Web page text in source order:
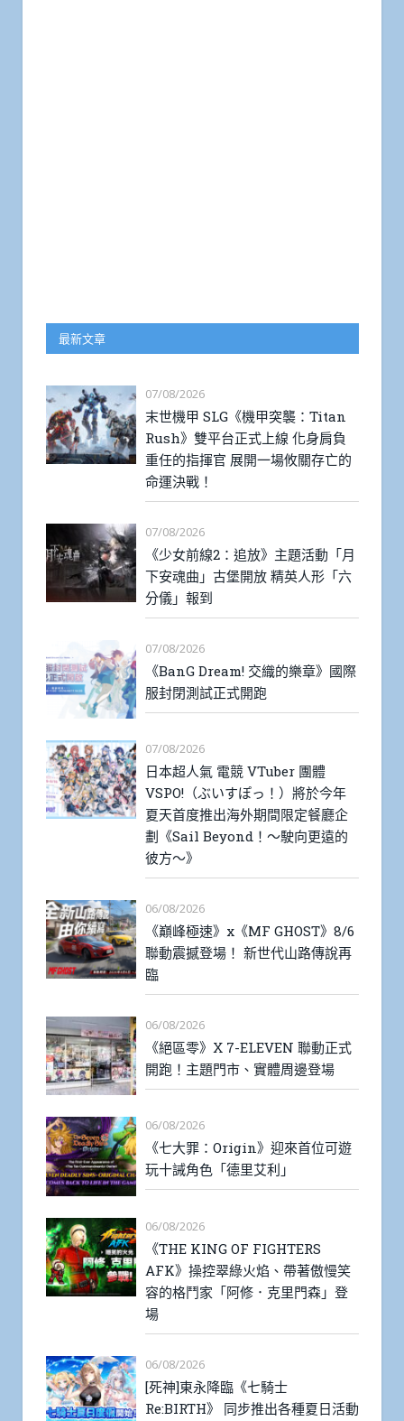
最新文章
07/08/2026
末世機甲 SLG《機甲突襲：Titan
Rush》雙平台正式上線 化身肩負
重任的指揮官 展開一場攸關存亡的
命運決戰！
07/08/2026
《少女前線2：追放》主題活動「月
下安魂曲」古堡開放 精英人形「六
分儀」報到
07/08/2026
《BanG Dream! 交織的樂章》國際
服封閉測試正式開跑
07/08/2026
日本超人氣 電競 VTuber 團體
VSPO!（ぶいすぽっ！）將於今年
夏天首度推出海外期間限定餐廳企
劃《Sail Beyond！～駛向更遠的
彼方～》
06/08/2026
《巔峰極速》x《MF GHOST》8/6
聯動震撼登場！ 新世代山路傳說再
臨
06/08/2026
《絕區零》X 7-ELEVEN 聯動正式
開跑！主題門市、實體周邊登場
06/08/2026
《七大罪：Origin》迎來首位可遊
玩十誡角色「德里艾利」
06/08/2026
《THE KING OF FIGHTERS
AFK》操控翠綠火焰、帶著傲慢笑
容的格鬥家「阿修．克里門森」登
場
06/08/2026
[死神]東永降臨《七騎士
Re:BIRTH》 同步推出各種夏日活動